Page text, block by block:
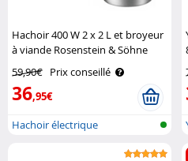
Hachoir 400 W 2 x 2 L et broyeur
à viande Rosenstein & Söhne
59,90€ Prix conseillé
36,95€
Hachoir électrique